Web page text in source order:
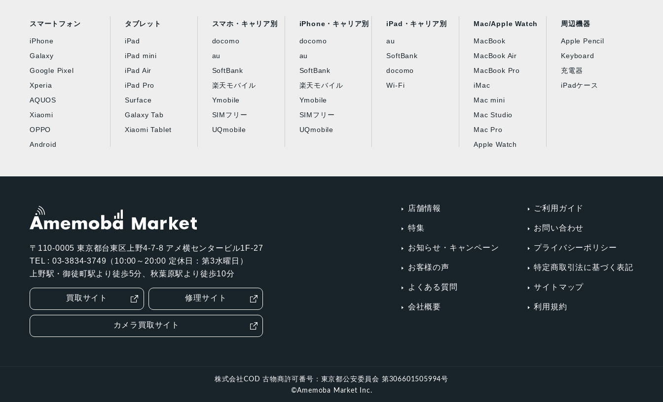
スマートフォン
iPhone
Galaxy
Google Pixel
Xperia
AQUOS
Xiaomi
OPPO
Android
タブレット
iPad
iPad mini
iPad Air
iPad Pro
Surface
Galaxy Tab
Xiaomi Tablet
スマホ・キャリア別
docomo
au
SoftBank
楽天モバイル
Ymobile
SIMフリー
UQmobile
iPhone・キャリア別
docomo
au
SoftBank
楽天モバイル
Ymobile
SIMフリー
UQmobile
iPad・キャリア別
au
SoftBank
docomo
Wi-Fi
Mac/Apple Watch
MacBook
MacBook Air
MacBook Pro
iMac
Mac mini
Mac Studio
Mac Pro
Apple Watch
周辺機器
Apple Pencil
Keyboard
充電器
iPadケース
〒110-0005 東京都台東区上野4-7-8 アメ横センタービル1F-27
TEL : 03-3834-3749（10:00～20:00 定休日：第3水曜日）
上野駅・御徒町駅より徒歩5分、秋葉原駅より徒歩10分
買取サイト 修理サイト
カメラ買取サイト
店舗情報
特集
お知らせ・キャンペーン
お客様の声
よくある質問
会社概要
ご利用ガイド
お問い合わせ
プライバシーポリシー
特定商取引法に基づく表記
サイトマップ
利用規約
株式会社COD 古物商許可番号：東京都公安委員会 第306601505994号
©Amemoba Market Inc.